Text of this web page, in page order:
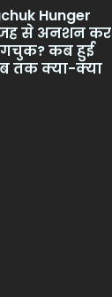
Hunger
से अनशन कर
कब हुई
क्या-क्या